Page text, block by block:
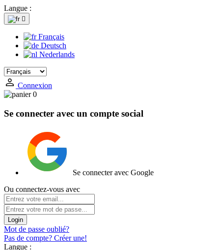
Langue :

Français
Deutsch
Nederlands
Connexion
0
Se connecter avec un compte social
Se connecter avec Google
Ou connectez-vous avec
Login
Mot de passe oublié?
Pas de compte? Créer une!
Langue :